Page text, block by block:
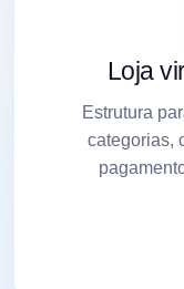
Loja
Estrutura
categorias,